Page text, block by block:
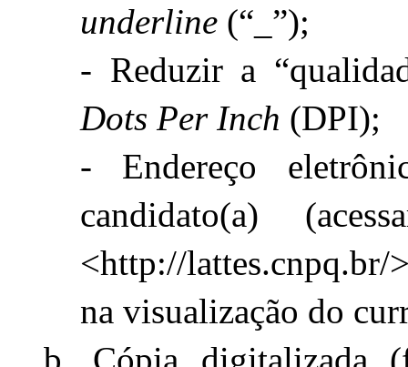
underline (“_”);
Dots Per Inch (DPI);
- Endereço
candidato(a)
<http://lattes.cnpq.br/
na visualização do